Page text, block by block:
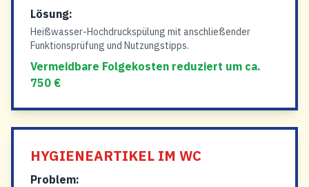
Lösung:
Heißwasser-Hochdruckspülung mit anschließender
Funktionsprüfung und Nutzungstipps.
Vermeidbare Folgekosten reduziert um ca.
750 €
HYGIENEARTIKEL IM WC
Problem: